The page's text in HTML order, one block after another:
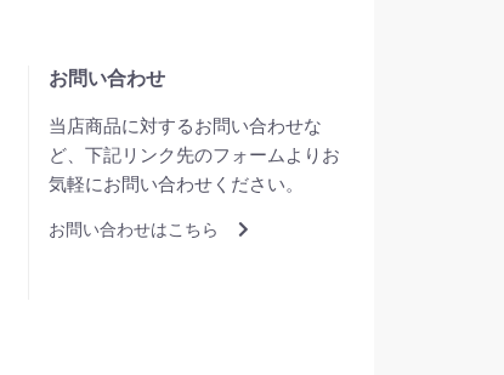
お問い合わせ
当店商品に対するお問い合わせな
ど、下記リンク先のフォームよりお
気軽にお問い合わせください。
お問い合わせはこちら